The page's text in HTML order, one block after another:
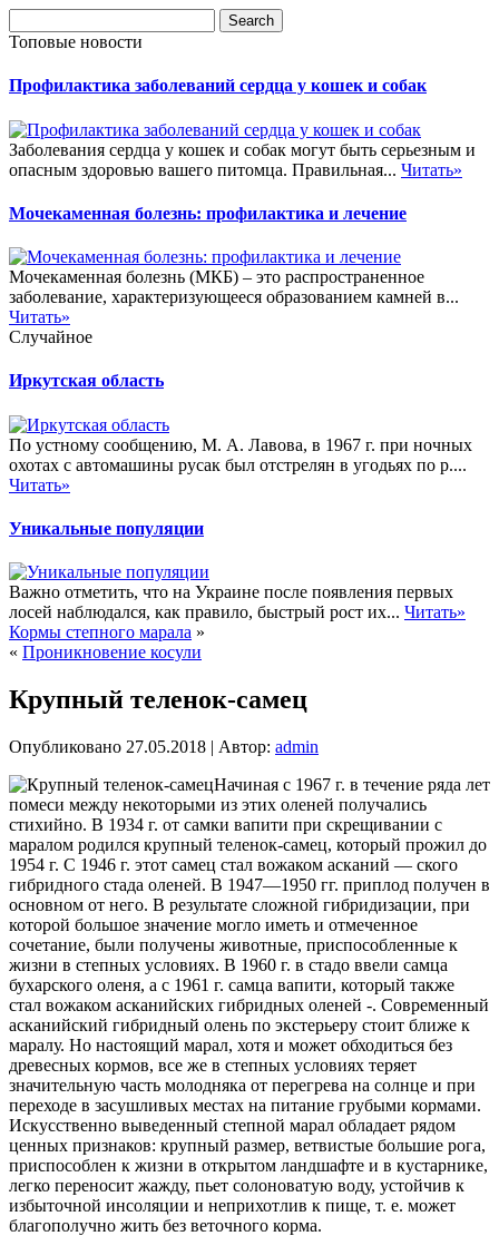
Топовые новости
Профилактика заболеваний сердца у кошек и собак
Заболевания сердца у кошек и собак могут быть серьезным и
опасным здоровью вашего питомца. Правильная... Читать»
Мочекаменная болезнь: профилактика и лечение
Мочекаменная болезнь (МКБ) – это распространенное
заболевание, характеризующееся образованием камней в...
Читать»
Случайное
Иркутская область
По устному сообщению, М. А. Лавова, в 1967 г. при ночных
охотах с автомашины русак был отстрелян в угодьях по р....
Читать»
Уникальные популяции
Важно отметить, что на Украине после появления первых
лосей наблюдался, как правило, быстрый рост их... Читать»
Кормы степного марала »
« Проникновение косули
Крупный теленок-самец
Опубликовано 27.05.2018 | Автор: admin
Начиная с 1967 г. в течение ряда лет
помеси между некоторыми из этих оленей получались
стихийно. В 1934 г. от самки вапити при скрещивании с
маралом родился крупный теленок-самец, который прожил до
1954 г. С 1946 г. этот самец стал вожаком асканий — ского
гибридного стада оленей. В 1947—1950 гг. приплод получен в
основном от него. В результате сложной гибридизации, при
которой большое значение могло иметь и отмеченное
сочетание, были получены животные, приспособленные к
жизни в степных условиях. В 1960 г. в стадо ввели самца
бухарского оленя, а с 1961 г. самца вапити, который также
стал вожаком асканийских гибридных оленей -. Современный
асканийский гибридный олень по экстерьеру стоит ближе к
маралу. Но настоящий марал, хотя и может обходиться без
древесных кормов, все же в степных условиях теряет
значительную часть молодняка от перегрева на солнце и при
переходе в засушливых местах на питание грубыми кормами.
Искусственно выведенный степной марал обладает рядом
ценных признаков: крупный размер, ветвистые большие рога,
приспособлен к жизни в открытом ландшафте и в кустарнике,
легко переносит жажду, пьет солоноватую воду, устойчив к
избыточной инсоляции и неприхотлив к пище, т. е. может
благополучно жить без веточного корма.